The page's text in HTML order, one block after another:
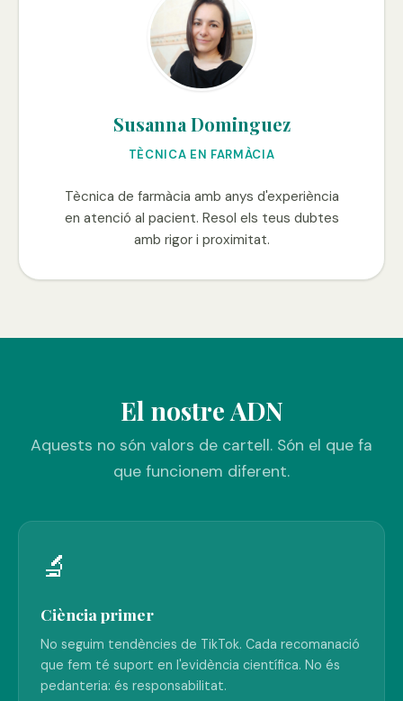
Susanna Dominguez
TÈCNICA EN FARMÀCIA
Tècnica de farmàcia amb anys d'experiència
en atenció al pacient. Resol els teus dubtes
amb rigor i proximitat.
El nostre ADN
Aquests no són valors de cartell. Són el que fa
que funcionem diferent.
🔬
Ciència primer
No seguim tendències de TikTok. Cada recomanació
que fem té suport en l'evidència científica. No és
pedanteria: és responsabilitat.